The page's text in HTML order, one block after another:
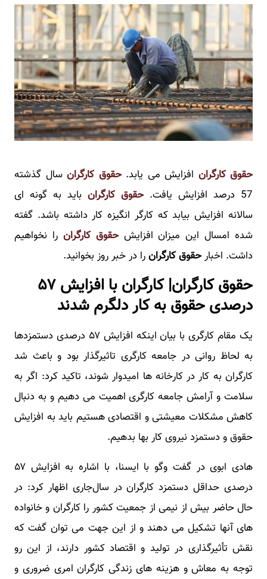
حقوق کارگران افزایش می یابد.حقوق کارگران سال گذشته
57 درصد افزایش یافت.
حقوق کارگران باید به گونه ای
سالانه افزایش بیابد که کارگر انگیزه کار داشته باشد. گفته
شده امسال این میزان افزایش حقوق کارگران را نخواهیم
داشت. اخبارحقوق کارگرانرا در خبر روز بخوانید.
حقوق کارگران| کارگران با افزایش ۵۷
درصدی حقوق به کار دلگرم شدند
یک مقام کارگری با بیان اینکه افزایش ۵۷ درصدی دستمزدها
به لحاظ روانی در جامعه کارگری تاثیرگذار بود و باعث شد
کارگران به کار در کارخانه ها امیدوار شوند، تاکید کرد: اگر به
سلامت و آرامش جامعه کارگری اهمیت می دهیم و به دنبال
کاهش مشکلات معیشتی و اقتصادی هستیم باید به افزایش
حقوق و دستمزد نیروی کار بها بدهیم.
هادی ابوی در گفت وگو با ایسنا، با اشاره به افزایش ۵۷
درصدی حداقل دستمزد کارگران در سال‌جاری اظهار کرد: در
حال حاضر بیش از نیمی از جمعیت کشور را کارگران و خانواده
های آنها تشکیل می دهند و از این جهت می توان گفت که
نقش تأثیرگذاری در تولید و اقتصاد کشور دارند، از این رو
توجه به معاش و هزینه های زندگی کارگران امری ضروری و